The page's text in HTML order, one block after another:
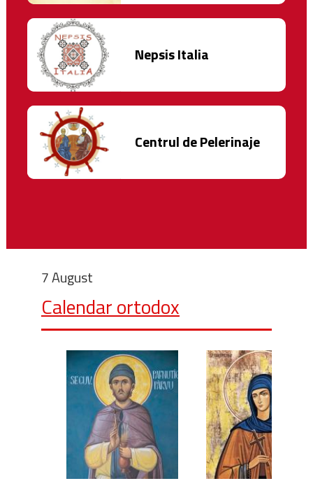
Nepsis Italia
Centrul de Pelerinaje
7 August
Calendar ortodox